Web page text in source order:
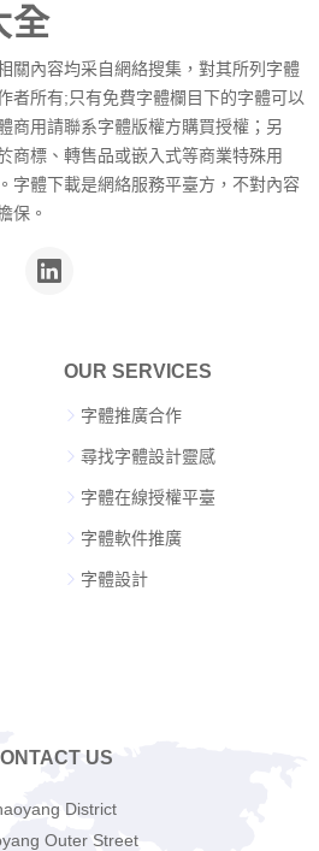
全
關內容均采自網絡搜集，對其所列字體
者所有;只有免費字體欄目下的字體可以
商用請聯系字體版權方購買授權；另
商標、轉售品或嵌入式等商業特殊用
字體下載是網絡服務平臺方，不對內容
保。
OUR SERVICES
字體推廣合作
尋找字體設計靈感
字體在線授權平臺
字體軟件推廣
字體設計
US
District
Outer Street